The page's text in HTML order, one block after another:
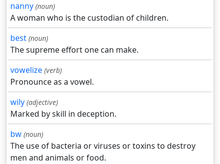
nanny (noun)
A woman who is the custodian of children.
best (noun)
The supreme effort one can make.
vowelize (verb)
Pronounce as a vowel.
wily (adjective)
Marked by skill in deception.
bw (noun)
The use of bacteria or viruses or toxins to destroy
men and animals or food.